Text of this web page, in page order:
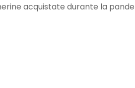
acquistate durante la